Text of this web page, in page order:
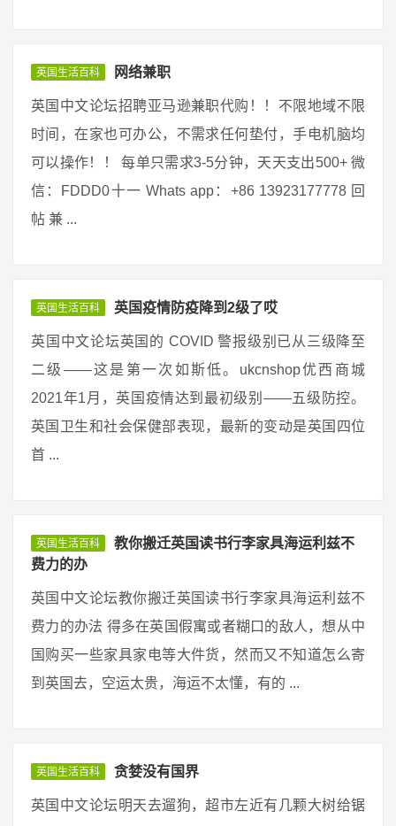
英国生活百科 网络兼职
英国中文论坛招聘亚马逊兼职代购！！不限地域不限
时间，在家也可办公，不需求任何垫付，手电机脑均
可以操作！！ 每单只需求3-5分钟，天天支出500+ 微
信：FDDD0十一 Whats app：+86 13923177778 回
帖 兼 ...
英国生活百科 英国疫情防疫降到2级了哎
英国中文论坛英国的 COVID 警报级别已从三级降至
二级——这是第一次如斯低。ukcnshop优西商城
2021年1月，英国疫情达到最初级别——五级防控。
英国卫生和社会保健部表现，最新的变动是英国四位
首 ...
英国生活百科
教你搬迁英国读书行李家具海运利兹不
费力的办
英国中文论坛教你搬迁英国读书行李家具海运利兹不
费力的办法 得多在英国假寓或者糊口的敌人，想从中
国购买一些家具家电等大件货，然而又不知道怎么寄
到英国去，空运太贵，海运不太懂，有的 ...
英国生活百科 贪婪没有国界
英国中文论坛明天去遛狗，超市左近有几颗大树给锯